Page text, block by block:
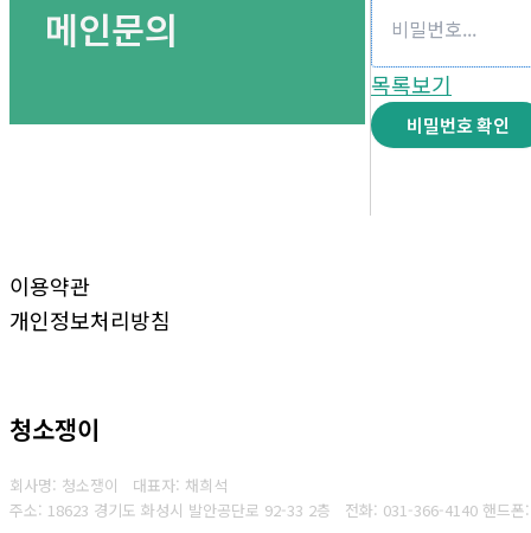
메인문의
목록보기
비밀번호 확인
이용약관
개인정보처리방침
청소쟁이
회사명: 청소쟁이 대표자: 채희석
주소: 18623 경기도 화성시 발안공단로 92-33 2층 전화: 031-366-4140 핸드